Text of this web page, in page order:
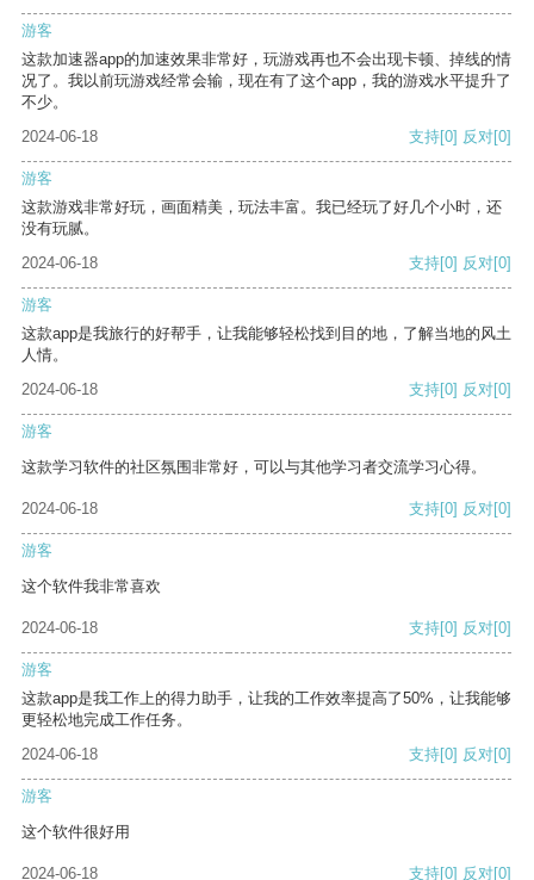
游客
这款加速器app的加速效果非常好，玩游戏再也不会出现卡顿、掉线的情
况了。我以前玩游戏经常会输，现在有了这个app，我的游戏水平提升了
不少。
2024-06-18
支持[0] 反对[0]
游客
这款游戏非常好玩，画面精美，玩法丰富。我已经玩了好几个小时，还
没有玩腻。
2024-06-18
支持[0] 反对[0]
游客
这款app是我旅行的好帮手，让我能够轻松找到目的地，了解当地的风土
人情。
2024-06-18
支持[0] 反对[0]
游客
这款学习软件的社区氛围非常好，可以与其他学习者交流学习心得。
2024-06-18 支持[0] 反对[0]
游客
这个软件我非常喜欢
2024-06-18 支持[0] 反对[0]
游客
这款app是我工作上的得力助手，让我的工作效率提高了50%，让我能够
更轻松地完成工作任务。
2024-06-18
支持[0] 反对[0]
游客
这个软件很好用
2024-06-18 支持[0] 反对[0]